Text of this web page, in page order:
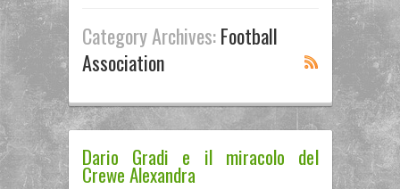
Category Archives:Football
Association
Dario Gradi e il miracolo del
Crewe Alexandra